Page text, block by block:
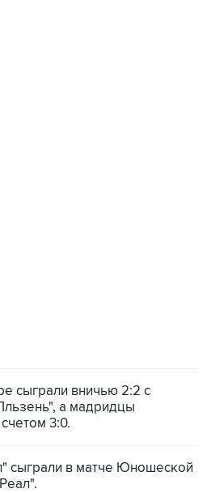
сыграли вничью 2:2 с
а мадридцы
3:0.
сыграли в матче Юношеской